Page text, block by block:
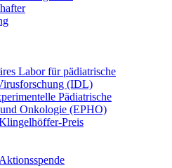
Labor für pädiatrische
(IDL)
Pädiatrische
Onkologie (EPHO)
Preis